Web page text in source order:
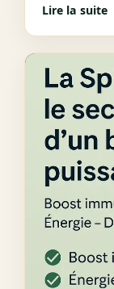
Lire la suite